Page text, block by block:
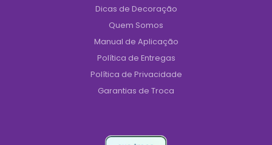
Dicas de Decoração
Quem Somos
Manual de Aplicação
Política de Entregas
Política de Privacidade
Garantias de Troca